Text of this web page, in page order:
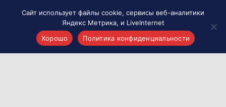
Сайт использует файлы cookie, сервисы веб-аналитики
Яндекс Метрика, и LiveInternet
Хорошо
Политика конфиденциальности